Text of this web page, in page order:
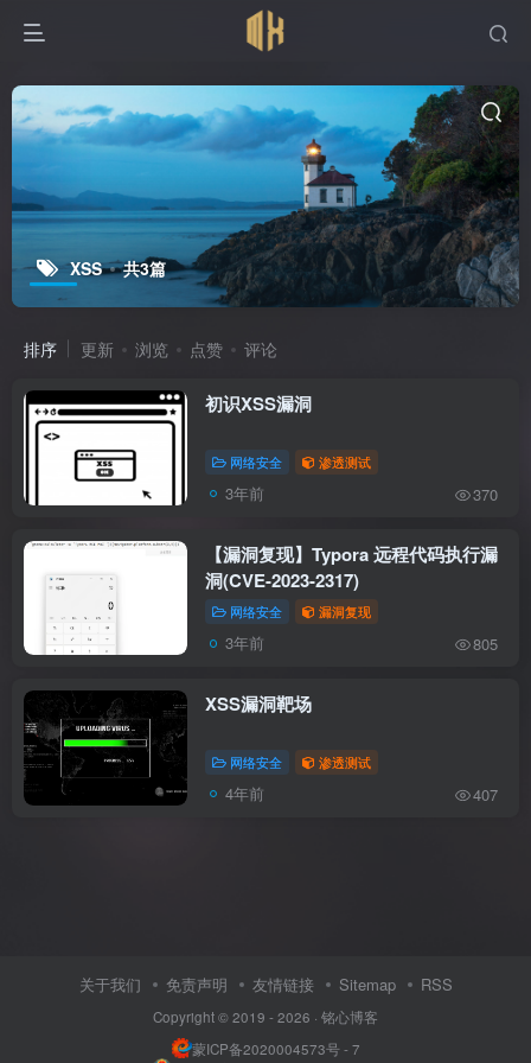
XSS 共3篇
排序 更新 浏览 点赞 评论
初识XSS漏洞
网络安全 渗透测试
3年前 370
【漏洞复现】Typora 远程代码执行漏
洞(CVE-2023-2317)
网络安全 漏洞复现
3年前 805
XSS漏洞靶场
网络安全 渗透测试
4年前 407
关于我们 免责声明 友情链接 Sitemap RSS
Copyright © 2019 - 2026 · 铭心博客
蒙ICP备2020004573号 - 7